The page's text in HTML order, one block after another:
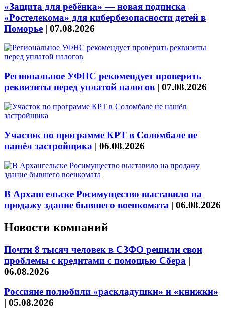
«Защита для ребёнка» — новая подписка
«Ростелекома» для кибербезопасности детей в
Поморье | 07.08.2026
Региональное УФНС рекомендует проверить
реквизиты перед уплатой налогов | 07.08.2026
Участок по программе КРТ в Соломбале не
нашёл застройщика | 06.08.2026
В Архангельске Росимущество выставило на
продажу здание бывшего военкомата | 06.08.2026
Новости компаний
Почти 8 тысяч человек в СЗФО решили свои
проблемы с кредитами с помощью Сбера |
06.08.2026
Россияне полюбили «раскладушки» и «книжки»
| 05.08.2026